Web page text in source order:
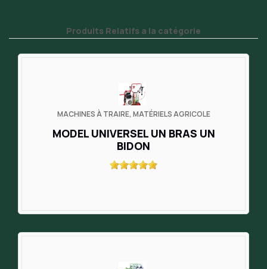
Produits Relatifs a la catégorie
MACHINES À TRAIRE, MATÉRIELS AGRICOLE
MODEL UNIVERSEL UN BRAS UN
BIDON